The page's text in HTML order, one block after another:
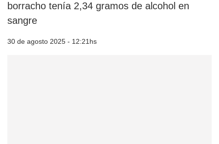
borracho tenía 2,34 gramos de alcohol en
sangre
30 de agosto 2025 - 12:21hs